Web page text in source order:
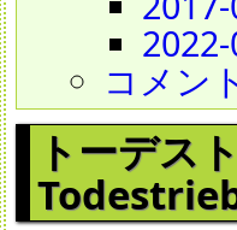
コメン
トーデス